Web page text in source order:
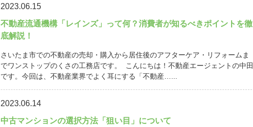
2023.06.15
不動産流通機構「レインズ」って何？消費者が知るべきポイントを徹
底解説！
さいたま市での不動産の売却・購入から居住後のアフターケア・リフォームま
でワンストップのくさの工務店です。 こんにちは！不動産エージェントの中田
です。今回は、不動産業界でよく耳にする「不動産…...
2023.06.14
中古マンションの選択方法「狙い目」について